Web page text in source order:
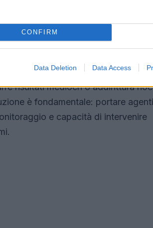
CONFIRM
Data Deletion Data Access
della governance. Senza
risultati mediocri o addirittura
è fondamentale: portare
e capacità di intervenire